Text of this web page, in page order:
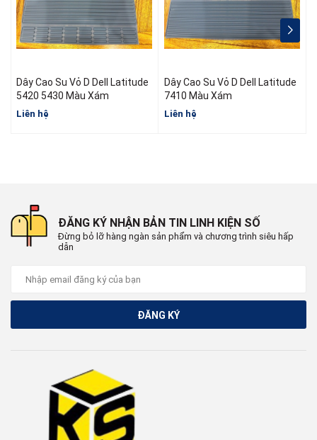
Dây Cao Su Vỏ D Dell Latitude
5420 5430 Màu Xám
Liên hệ
Dây Cao Su Vỏ D Dell Latitude
7410 Màu Xám
Liên hệ
ĐĂNG KÝ NHẬN BẢN TIN LINH KIỆN SỐ
Đừng bỏ lỡ hàng ngàn sản phẩm và chương trình siêu hấp
dẫn
ĐĂNG KÝ